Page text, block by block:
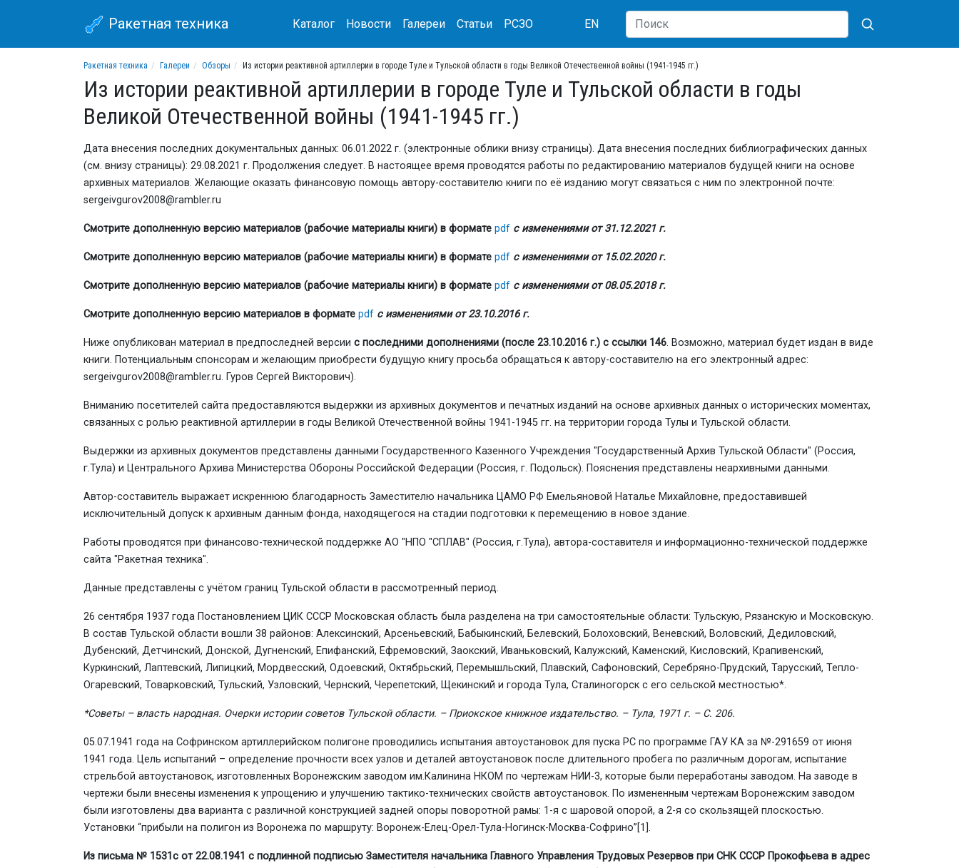
Ракетная техника Каталог Новости Галереи Статьи РСЗО EN
Ракетная техника Галереи Обзоры Из истории реактивной артиллерии в городе Туле и Тульской области в годы Великой Отечественной войны (1941-1945 гг.)
Из истории реактивной артиллерии в городе Туле и Тульской области в годы
Великой Отечественной войны (1941-1945 гг.)
Дата внесения последних документальных данных: 06.01.2022 г. (электронные облики внизу страницы). Дата внесения последних библиографических данных
(см. внизу страницы): 29.08.2021 г. Продолжения следует. В настоящее время проводятся работы по редактированию материалов будущей книги на основе
архивных материалов. Желающие оказать финансовую помощь автору-составителю книги по её изданию могут связаться с ним по электронной почте:
sergeivgurov2008@rambler.ru
Смотрите дополненную версию материалов (рабочие материалы книги) в формате pdf с изменениями от 31.12.2021 г.
Смотрите дополненную версию материалов (рабочие материалы книги) в формате pdf с изменениями от 15.02.2020 г.
Смотрите дополненную версию материалов (рабочие материалы книги) в формате pdf с изменениями от 08.05.2018 г.
Смотрите дополненную версию материалов в формате pdf с изменениями от 23.10.2016 г.
Ниже опубликован материал в предпоследней версии с последними дополнениями (после 23.10.2016 г.) с ссылки 146. Возможно, материал будет издан в виде
книги. Потенциальным спонсорам и желающим приобрести будущую книгу просьба обращаться к автору-составителю на его электронный адрес:
sergeivgurov2008@rambler.ru. Гуров Сергей Викторович).
Вниманию посетителей сайта предоставляются выдержки из архивных документов и печатных изданий на основе архивных данных о исторических моментах,
связанных с ролью реактивной артиллерии в годы Великой Отечественной войны 1941-1945 гг. на территории города Тулы и Тульской области.
Выдержки из архивных документов представлены данными Государственного Казенного Учреждения "Государственный Архив Тульской Области" (Россия,
г.Тула) и Центрального Архива Министерства Обороны Российской Федерации (Россия, г. Подольск). Пояснения представлены неархивными данными.
Автор-составитель выражает искреннюю благодарность Заместителю начальника ЦАМО РФ Емельяновой Наталье Михайловне, предоставившей
исключительный допуск к архивным данным фонда, находящегося на стадии подготовки к перемещению в новое здание.
Работы проводятся при финансово-технической поддержке АО "НПО "СПЛАВ" (Россия, г.Тула), автора-составителя и информационно-технической поддержке
сайта "Ракетная техника".
Данные представлены с учётом границ Тульской области в рассмотренный период.
26 сентября 1937 года Постановлением ЦИК СССР Московская область была разделена на три самостоятельные области: Тульскую, Рязанскую и Московскую.
В состав Тульской области вошли 38 районов: Алексинский, Арсеньевский, Бабыкинский, Белевский, Болоховский, Веневский, Воловский, Дедиловский,
Дубенский, Детчинский, Донской, Дугненский, Епифанский, Ефремовский, Заокский, Иваньковский, Калужский, Каменский, Кисловский, Крапивенский,
Куркинский, Лаптевский, Липицкий, Мордвесский, Одоевский, Октябрьский, Перемышльский, Плавский, Сафоновский, Серебряно-Прудский, Тарусский, Тепло-
Огаревский, Товарковский, Тульский, Узловский, Чернский, Черепетский, Щекинский и города Тула, Сталиногорск с его сельской местностью*.
*Советы – власть народная. Очерки истории советов Тульской области. – Приокское книжное издательство. – Тула, 1971 г. – С. 206.
05.07.1941 года на Софринском артиллерийском полигоне проводились испытания автоустановок для пуска РС по программе ГАУ КА за №-291659 от июня
1941 года. Цель ис­пытаний – определение прочности всех узлов и деталей автоустановок после длительного пробега по различным дорогам, испытание
стрельбой автоустановок, изго­товленных Воронежским заводом им.Калинина НКОМ по чертежам НИИ-3, которые были переработаны заводом. На заводе в
чертежи были внесены изменения к упрощению и улучшению тактико-технических свойств автоустановок. По измененным чертежам Воро­нежским заводом
были изготовлены два варианта с различной конструкцией задней опоры поворотной рамы: 1-я с шаровой опорой, а 2-я со скользящей плоскостью.
Установки “прибыли на полигон из Воронежа по маршруту: Воронеж-Елец-Орел-Тула-Но­гинск-Москва-Софрино”[1] .
Из письма № 1531с от 22.08.1941 с подлинной подписью Заместителя начальника Главного Управления Трудовых Резервов при СНК СССР Прокофьева в адрес